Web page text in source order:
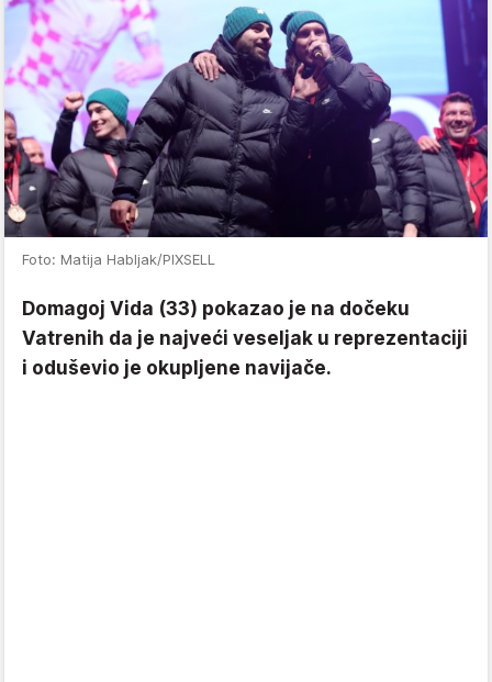
Foto: Matija Habljak/PIXSELL
Domagoj Vida (33) pokazao je na dočeku
Vatrenih da je najveći veseljak u reprezentaciji
i oduševio je okupljene navijače.